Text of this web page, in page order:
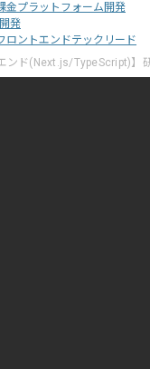
金プラットフォーム開発
発
ロントエンドテックリード
ンド(Next.js/TypeScript)】